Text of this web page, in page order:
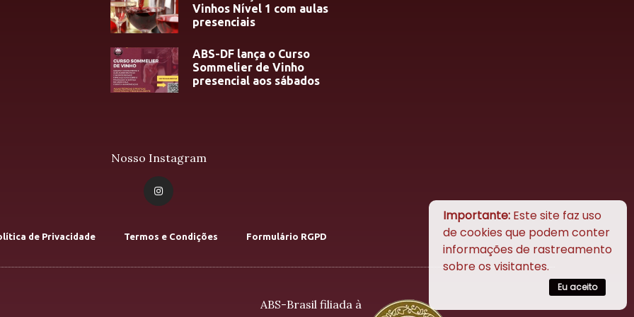
Vinhos Nível 1 com aulas
presenciais
ABS-DF lança o Curso
Sommelier de Vinho
presencial aos sábados
Nosso Instagram
de Privacidade Termos e Condições Formulário RGPD
ABS-Brasil filiada à
Importante: Este site faz uso
de cookies que podem conter
informações de rastreamento
sobre os visitantes.
Eu aceito